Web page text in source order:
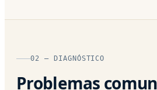
02 — DIAGNÓSTICO
Problemas